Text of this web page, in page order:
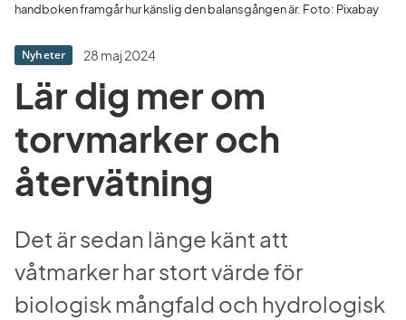
handboken framgår hur känslig den balansgången är. Foto: Pixabay
Nyheter 28 maj 2024
Lär dig mer om
torvmarker och
återvätning
Det är sedan länge känt att
våtmarker har stort värde för
biologisk mångfald och hydrologisk